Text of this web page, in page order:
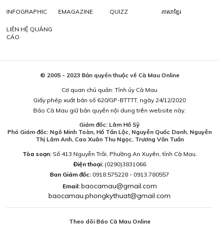
INFOGRAPHIC EMAGAZINE QUIZZ ភាសាខ្មែរ
LIÊN HỆ QUẢNG
CÁO
© 2005 - 2023 Bản quyền thuộc về Cà Mau Online
Cơ quan chủ quản: Tỉnh ủy Cà Mau
Giấy phép xuất bản số 620/GP-BTTTT, ngày 24/12/2020
Báo Cà Mau giữ bản quyền nội dung trên website này.
Giám đốc: Lâm Hồ Sỹ
Phó Giám đốc: Ngô Minh Toàn, Hồ Tấn Lộc, Nguyễn Quốc Danh, Nguyễn
Thị Lâm Anh, Cao Xuân Thu Ngọc, Trương Văn Tuấn
Tòa soạn:Số 413 Nguyễn Trãi, Phường An Xuyên, tỉnh Cà Mau.
Điện thoại: (0290)3831066
Ban Giám đốc: 0918.575228 - 0913.780557
Email: baocamau@gmail.com
baocamau.phongkythuat@gmail.com
Theo dõi Báo Cà Mau Online